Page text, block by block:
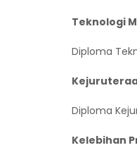
Teknologi
Diploma
Diploma
Kelebihan